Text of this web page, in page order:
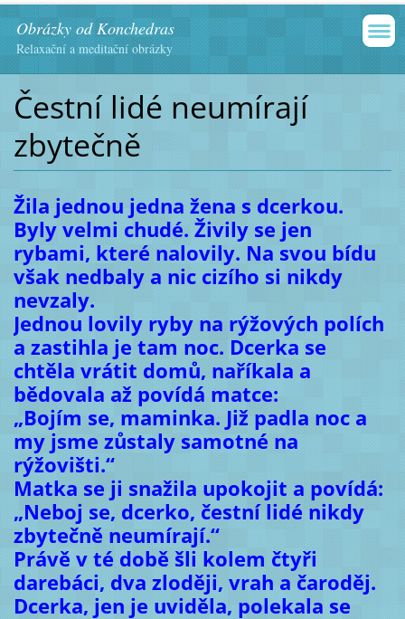
Obrázky od Konchedras
Relaxační a meditační obrázky
Čestní lidé neumírají
zbytečně
Žila jednou jedna žena s dcerkou.
Byly velmi chudé. Živily se jen
rybami, které nalovily. Na svou bídu
však nedbaly a nic cizího si nikdy
nevzaly.
Jednou lovily ryby na rýžových polích
a zastihla je tam noc. Dcerka se
chtěla vrátit domů, naříkala a
bědovala až povídá matce:
„Bojím se, maminka. Již padla noc a
my jsme zůstaly samotné na
rýžovišti.“
Matka se ji snažila upokojit a povídá:
„Neboj se, dcerko, čestní lidé nikdy
zbytečně neumírají.“
Právě v té době šli kolem čtyři
darebáci, dva zloději, vrah a čaroděj.
Dcerka, jen je uviděla, polekala se